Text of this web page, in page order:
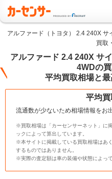
アルファード（トヨタ） 2.4 240X
買取
アルファード 2.4 240X サ
4WDの買
平均買取相場と
平均
流通数が少ないため相場情報をお
※買取相場は「カーセンサーネット」に
ックによって算出しています。
※本サイトに掲載している買取相場はあ
するものではありません。
※実際の査定額は車の装備や状態によって